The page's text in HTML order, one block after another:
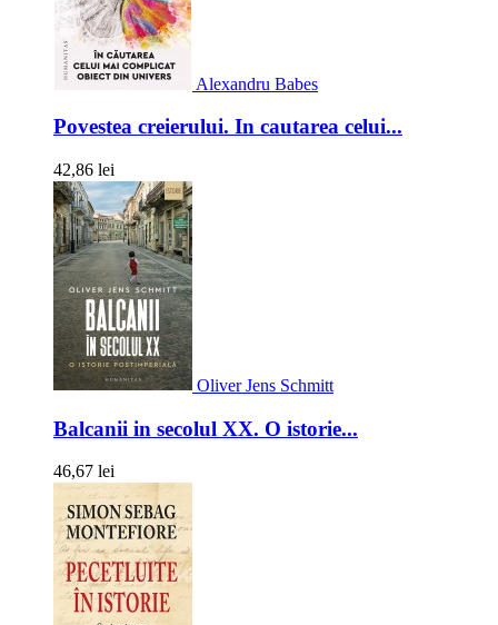
Alexandru Babes
Povestea creierului. In cautarea celui...
42,86 lei
Oliver Jens Schmitt
Balcanii in secolul XX. O istorie...
46,67 lei